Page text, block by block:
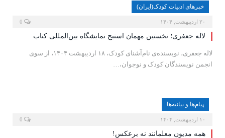
خبرهای ادبیات کودک(ایران)
۲۰ اردیبهشت, ۱۴۰۴
لاله جعفری؛ نخستین مهمان استیج نمایشگاه بین‌المللی کتاب
لاله جعفری، نویسنده‌ی نام‌آشنای کودک، ۱۸ اردیبهشت ۱۴۰۴، از سوی
انجمن نویسندگان کودک و نوجوان،…
پیام‌ها و بیانیه‌ها
۱۰ اردیبهشت, ۱۴۰۴
همه مدیون معلمانند نه برعکس!